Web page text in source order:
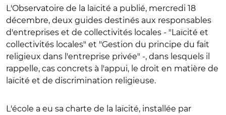
L'Observatoire de la laïcité a publié, mercredi 18
décembre, deux guides destinés aux responsables
d'entreprises et de collectivités locales - "Laïcité et
collectivités locales" et "Gestion du principe du fait
religieux dans l'entreprise privée" -, dans lesquels il
rappelle, cas concrets à l'appui, le droit en matière de
laïcité et de discrimination religieuse.
L'école a eu sa charte de la laïcité, installée par